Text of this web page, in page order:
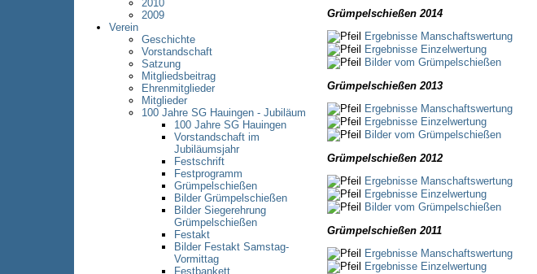
2010
2009
Verein
Geschichte
Vorstandschaft
Satzung
Mitgliedsbeitrag
Ehrenmitglieder
Mitglieder
100 Jahre SG Hauingen - Jubiläum
100 Jahre SG Hauingen
Vorstandschaft im
Jubiläumsjahr
Festschrift
Festprogramm
Grümpelschießen
Bilder Grümpelschießen
Bilder Siegerehrung
Grümpelschießen
Festakt
Bilder Festakt Samstag-
Vormittag
Festbankett
Grümpelschießen 2014
Ergebnisse Manschaftswertung
Ergebnisse Einzelwertung
Bilder vom Grümpelschießen
Grümpelschießen 2013
Ergebnisse Manschaftswertung
Ergebnisse Einzelwertung
Bilder vom Grümpelschießen
Grümpelschießen 2012
Ergebnisse Manschaftswertung
Ergebnisse Einzelwertung
Bilder vom Grümpelschießen
Grümpelschießen 2011
Ergebnisse Manschaftswertung
Ergebnisse Einzelwertung